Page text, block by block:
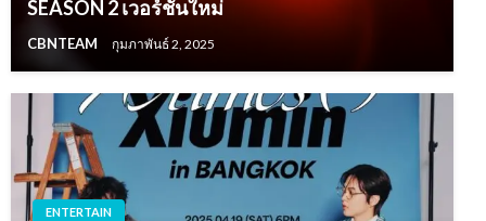
SEASON 2 เวอร์ชั่นใหม่
CBNTEAM กุมภาพันธ์ 2, 2025
ENTERTAIN